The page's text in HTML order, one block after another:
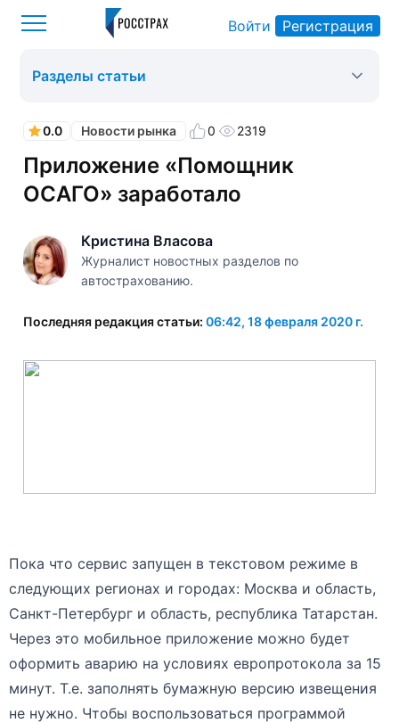
Войти Регистрация
0.0 Новости рынка 0 2319
Приложение «Помощник
ОСАГО» заработало
Кристина Власова
Журналист новостных разделов по
автострахованию.
Последняя редакция статьи: 06:42, 18 февраля 2020 г.
Разделы статьи
Пока что сервис запущен в текстовом режиме в
следующих регионах и городах: Москва и область,
Санкт-Петербург и область, республика Татарстан.
Через это мобильное приложение можно будет
оформить аварию на условиях европротокола за 15
минут. Т.е. заполнять бумажную версию извещения
не нужно. Чтобы воспользоваться программой